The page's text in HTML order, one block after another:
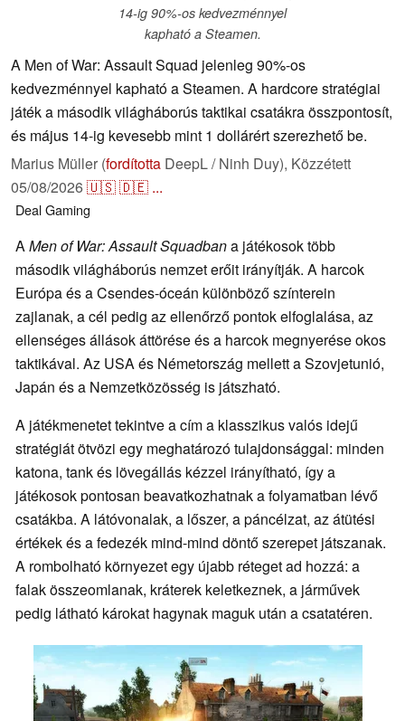
14-ig 90%-os kedvezménnyel
kapható a Steamen.
A Men of War: Assault Squad jelenleg 90%-os
kedvezménnyel kapható a Steamen. A hardcore stratégiai
játék a második világháborús taktikai csatákra összpontosít,
és május 14-ig kevesebb mint 1 dollárért szerezhető be.
Marius Müller (fordította DeepL / Ninh Duy), Közzétett
05/08/2026🇺🇸🇩🇪 ...
DealGaming
AMen of War: Assault Squadbana játékosok több
második világháborús nemzet erőit irányítják. A harcok
Európa és a Csendes-óceán különböző színterein
zajlanak, a cél pedig az ellenőrző pontok elfoglalása, az
ellenséges állások áttörése és a harcok megnyerése okos
taktikával. Az USA és Németország mellett a Szovjetunió,
Japán és a Nemzetközösség is játszható.
A játékmenetet tekintve a cím a klasszikus valós idejű
stratégiát ötvözi egy meghatározó tulajdonsággal: minden
katona, tank és lövegállás kézzel irányítható, így a
játékosok pontosan beavatkozhatnak a folyamatban lévő
csatákba. A látóvonalak, a lőszer, a páncélzat, az átütési
értékek és a fedezék mind-mind döntő szerepet játszanak.
A rombolható környezet egy újabb réteget ad hozzá: a
falak összeomlanak, kráterek keletkeznek, a járművek
pedig látható károkat hagynak maguk után a csatatéren.